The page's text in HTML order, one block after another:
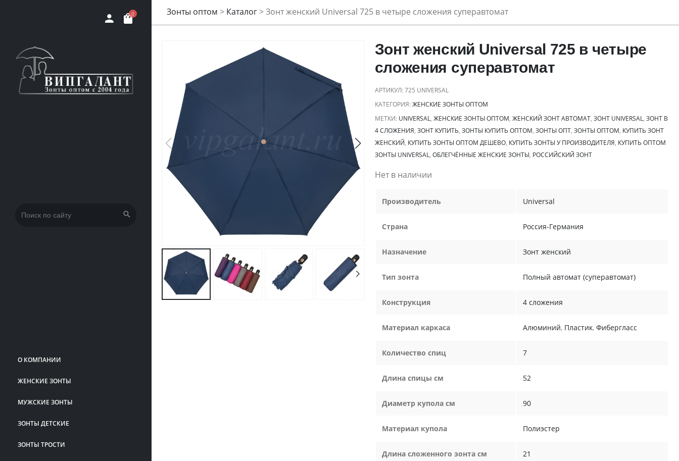
0
Искать:
О КОМПАНИИ
ЖЕНСКИЕ ЗОНТЫ
МУЖСКИЕ ЗОНТЫ
ЗОНТЫ ДЕТСКИЕ
ЗОНТЫ ТРОСТИ
Зонты оптом > Каталог>Зонт женский Universal 725 в четыре сложения суперавтомат
Зонт женский Universal 725 в четыре
сложения суперавтомат
АРТИКУЛ:725 UNIVERSAL
КАТЕГОРИЯ:ЖЕНСКИЕ ЗОНТЫ ОПТОМ
МЕТКИ: UNIVERSAL, ЖЕНСКИЕ ЗОНТЫ ОПТОМ, ЖЕНСКИЙ ЗОНТ АВТОМАТ, ЗОНТ UNIVERSAL, ЗОНТ В
4 СЛОЖЕНИЯ, ЗОНТ КУПИТЬ, ЗОНТЫ КУПИТЬ ОПТОМ, ЗОНТЫ ОПТ, ЗОНТЫ ОПТОМ, КУПИТЬ ЗОНТ
ЖЕНСКИЙ, КУПИТЬ ЗОНТЫ ОПТОМ ДЕШЕВО, КУПИТЬ ЗОНТЫ У ПРОИЗВОДИТЕЛЯ, КУПИТЬ ОПТОМ
ЗОНТЫ UNIVERSAL, ОБЛЕГЧЁННЫЕ ЖЕНСКИЕ ЗОНТЫ, РОССИЙСКИЙ ЗОНТ
Нет в наличии
Производитель Universal
Страна Россия-Германия
Назначение Зонт женский
Тип зонта Полный автомат (суперавтомат)
Конструкция 4 сложения
Материал каркаса Алюминий, Пластик, Фибергласс
Количество спиц 7
Длина спицы см 52
Диаметр купола см 90
Материал купола Полиэстер
Длина сложенного зонта см 21